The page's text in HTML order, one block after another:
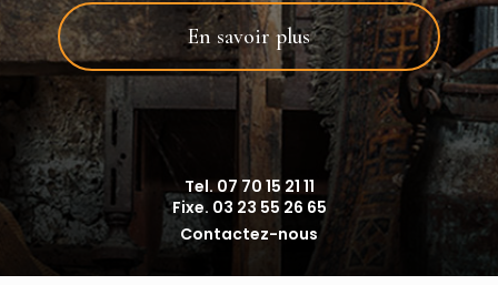
En savoir plus
Tel. 07 70 15 21 11
Fixe. 03 23 55 26 65
Contactez-nous